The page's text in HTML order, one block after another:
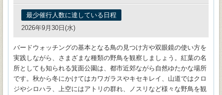
最少催行人数に達している日程
2026年9月30日(水)
バードウォッチングの基本となる鳥の見つけ方や双眼鏡の使い方を
実践しながら、さまざまな種類の野鳥を観察しましょう。紅葉の名
所としても知られる箕面公園は、都市近郊ながら自然ゆたかな場所
です。秋から冬にかけてはカワガラスやキセキレイ、山道ではクロ
ジやシロハラ、上空にはアトリの群れ、ノスリなど様々な野鳥を観